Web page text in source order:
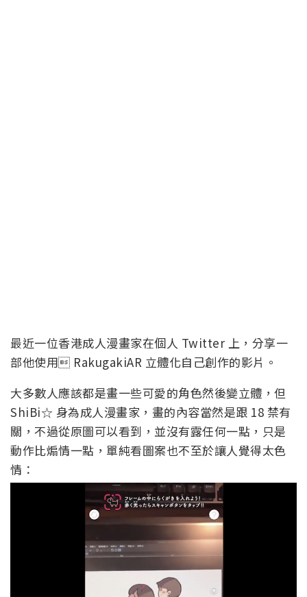
最近一位香港成人漫畫家在個人 Twitter 上，分享一
部他使用 RakugakiAR 立體化自己創作的影片。
大多數人應該都是畫一些可愛的角色然後變立體，但
ShiBi☆ 身為成人漫畫家，畫的內容當然是跟 18 禁有
關，不過從原圖可以看到，並沒有露任何一點，只是
動作比煽情一點，單純看圖案也不至於讓人覺得太色
情：